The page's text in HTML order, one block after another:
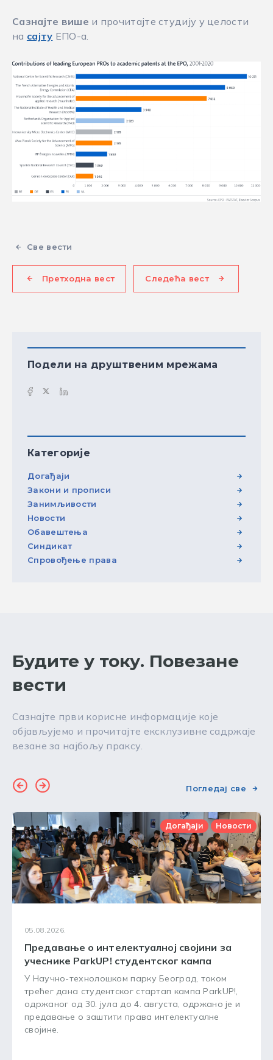
Сазнајте више и прочитајте студију у целости
на сајту ЕПО-а.
Све вести
Претходна вест Следећа вест
Подели на друштвеним мрежама
Категорије
Догађаји
Закони и прописи
Занимљивости
Новости
Обавештења
Синдикат
Спровођење права
Будите у току. Повезане
вести
Сазнајте први корисне информације које
објављујемо и прочитајте ексклузивне садржаје
везане за најбољу праксу.
Погледај све
Догађаји Новости
05.08.2026.
Предавање о интелектуалној својини за
учеснике ParkUP! студентског кампа
У Научно-технолошком парку Београд, током
трећег дана студентског стартап кампа ParkUP!,
одржаног од 30. јула до 4. августа, одржано је и
предавање о заштити права интелектуалне
својине.